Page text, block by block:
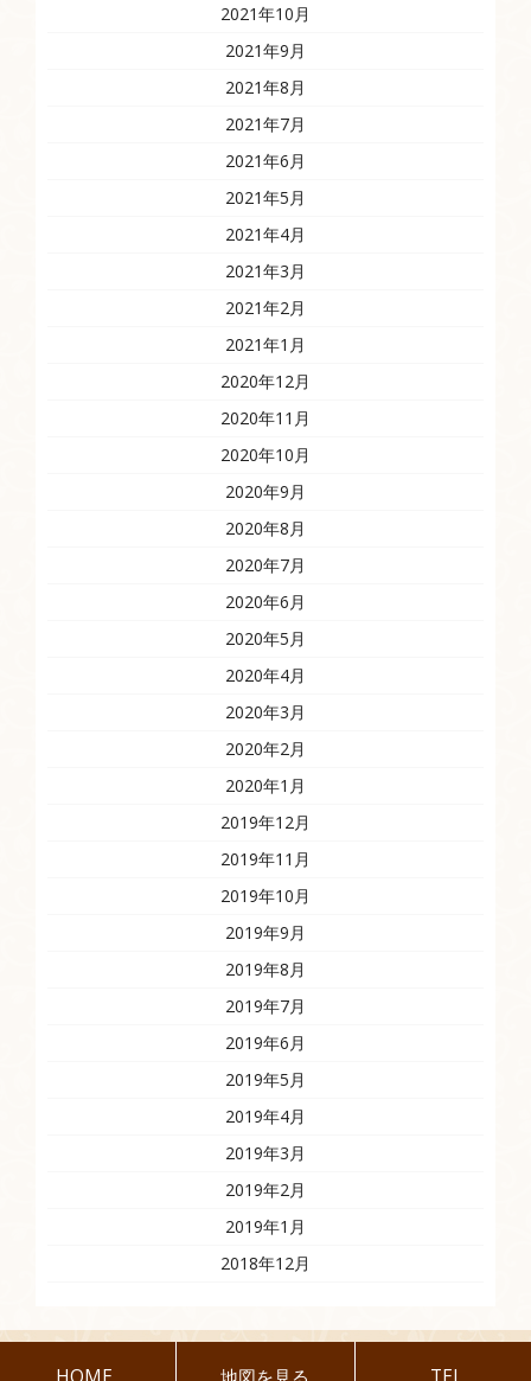
2021年10月
2021年9月
2021年8月
2021年7月
2021年6月
2021年5月
2021年4月
2021年3月
2021年2月
2021年1月
2020年12月
2020年11月
2020年10月
2020年9月
2020年8月
2020年7月
2020年6月
2020年5月
2020年4月
2020年3月
2020年2月
2020年1月
2019年12月
2019年11月
2019年10月
2019年9月
2019年8月
2019年7月
2019年6月
2019年5月
2019年4月
2019年3月
2019年2月
2019年1月
2018年12月